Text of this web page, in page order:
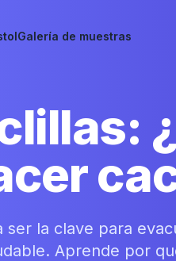
Galería de muestras
la clave para
Aprende por